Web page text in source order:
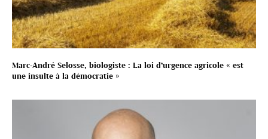
Marc-André Selosse, biologiste : La loi d’urgence agricole « est
une insulte à la démocratie »